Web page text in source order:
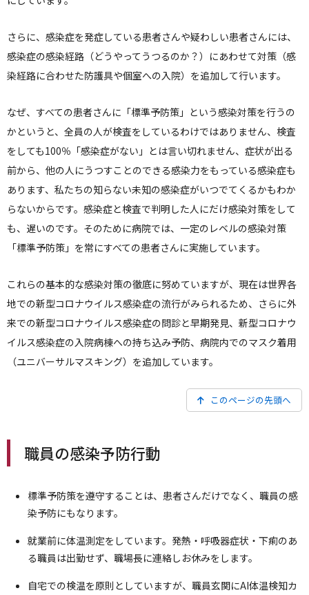
さらに、感染症を発症している患者さんや疑わしい患者さんには、
感染症の感染経路（どうやってうつるのか？）にあわせて対策（感
染経路に合わせた防護具や個室への入院）を追加して行います。
なぜ、すべての患者さんに「標準予防策」という感染対策を行うの
かというと、全員の人が検査をしているわけではありません、検査
をしても100％「感染症がない」とは言い切れません、症状が出る
前から、他の人にうつすことのできる感染力をもっている感染症も
あります、私たちの知らない未知の感染症がいつでてくるかもわか
らないからです。感染症と検査で判明した人にだけ感染対策をして
も、遅いのです。そのために病院では、一定のレベルの感染対策
「標準予防策」を常にすべての患者さんに実施しています。
これらの基本的な感染対策の徹底に努めていますが、現在は世界各
地での新型コロナウイルス感染症の流行がみられるため、さらに外
来での新型コロナウイルス感染症の問診と早期発見、新型コロナウ
イルス感染症の入院病棟への持ち込み予防、病院内でのマスク着用
（ユニバーサルマスキング）を追加しています。
このページの先頭へ
職員の感染予防行動
標準予防策を遵守することは、患者さんだけでなく、職員の感
染予防にもなります。
就業前に体温測定をしています。発熱・呼吸器症状・下痢のあ
る職員は出勤せず、職場長に連絡しお休みをします。
自宅での検温を原則としていますが、職員玄関にAI体温検知カ